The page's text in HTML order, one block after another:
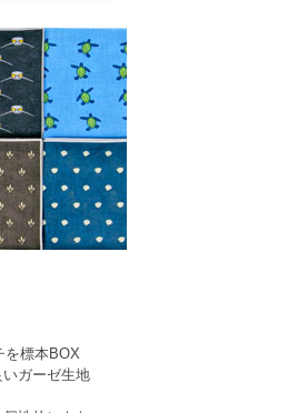
を標本BOX
ガーゼ生地